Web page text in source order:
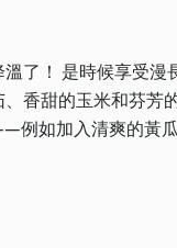
了！ 是時候享受
香甜的玉米和芬芳
例如加入清爽的黃